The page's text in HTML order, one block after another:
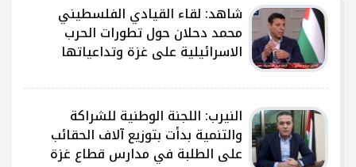
شاهد: لقاء القيادي الفلسطيني
محمد دحلان حول تطورات الحرب
الاسرائيلية على غزة وتداعياتها
النيرب: اللجنة الوطنية للشراكة
والتنمية بدأت بتوزيع آلاف الحقائب
على الطلبة في مدارس قطاع غزة